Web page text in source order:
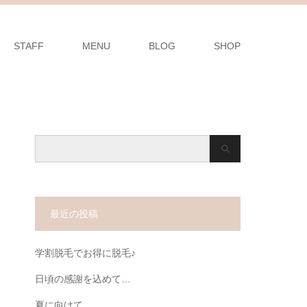
STAFF MENU BLOG SHOP
最近の投稿
学割脱毛でお得に脱毛♪
日頃の感謝を込めて…